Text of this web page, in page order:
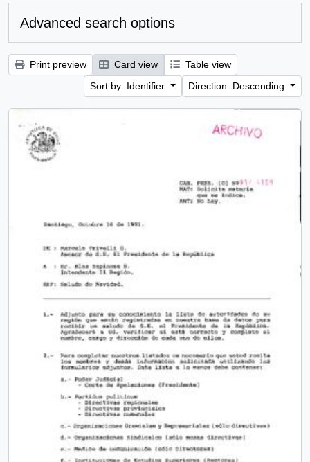
Advanced search options
Print preview Card view
Table view
Sort by: Identifier
Direction: Descending